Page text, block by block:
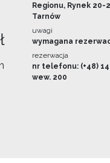
Regionu, Rynek 20-
Tarnów
uwagi
wymagana
rezerwacja
nr telefonu: (+48) 14
wew. 200